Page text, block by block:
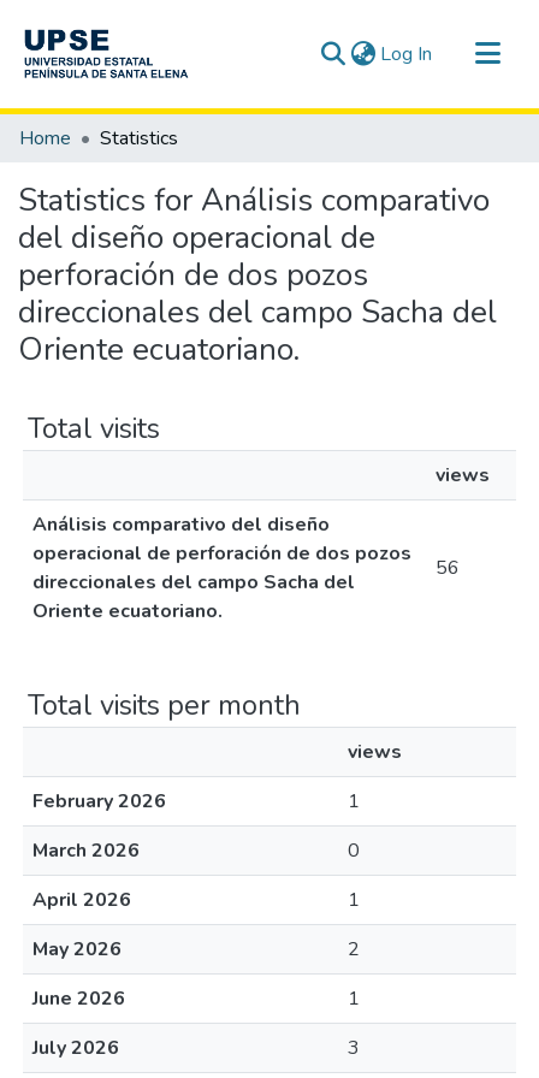
Log In (current)
Communities & Collections
Home Statistics
Statistics for Análisis comparativo
del diseño operacional de
perforación de dos pozos
direccionales del campo Sacha del
Oriente ecuatoriano.
Total visits
views
Análisis comparativo del diseño
operacional de perforación de dos pozos
direccionales del campo Sacha del
Oriente ecuatoriano.
56
Total visits per month
views
February 2026
1
March 2026
0
April 2026
1
May 2026
2
June 2026
1
July 2026
3